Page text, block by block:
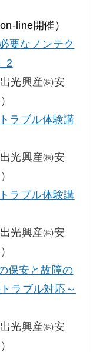
line開催）
要なノンテク
光興産㈱安
ラブル体験講
光興産㈱安
ラブル体験講
光興産㈱安
保安と故障の
ラブル対応～
光興産㈱安